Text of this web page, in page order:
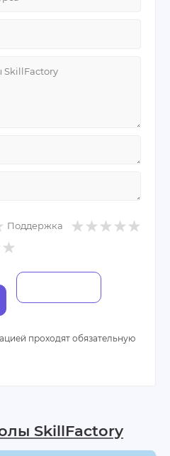
все равно доступная.
Поддержка
проходят обязательную
SkillFactory